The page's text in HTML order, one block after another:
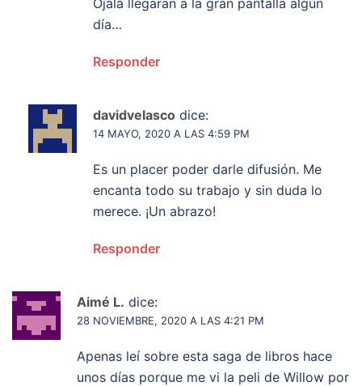
día…
Responder
davidvelasco dice:
14 MAYO, 2020 A LAS 4:59 PM
Es un placer poder darle difusión. Me
encanta todo su trabajo y sin duda lo
merece. ¡Un abrazo!
Responder
Aimé L. dice:
28 NOVIEMBRE, 2020 A LAS 4:21 PM
Apenas leí sobre esta saga de libros hace
unos días porque me vi la peli de Willow por